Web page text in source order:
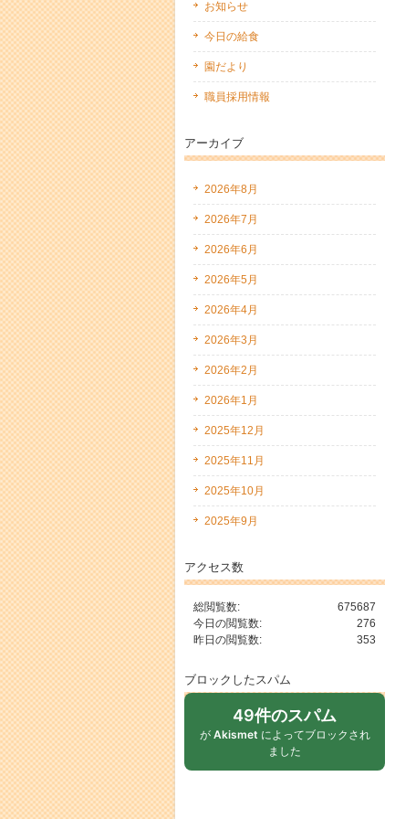
お知らせ
今日の給食
園だより
職員採用情報
アーカイブ
2026年8月
2026年7月
2026年6月
2026年5月
2026年4月
2026年3月
2026年2月
2026年1月
2025年12月
2025年11月
2025年10月
2025年9月
アクセス数
675687
総閲覧数:
276
今日の閲覧数:
353
昨日の閲覧数:
ブロックしたスパム
49件のスパム
が Akismet によってブロックされ
ました